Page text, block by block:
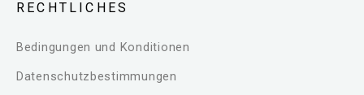
RECHTLICHES
Bedingungen und Konditionen
Datenschutzbestimmungen